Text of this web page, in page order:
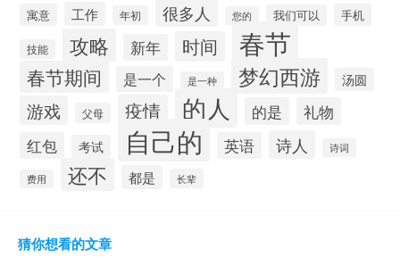
寓意 工作 年初 很多人 您的 我们可以 手机
技能 攻略 新年 时间 春节
春节期间 是一个 是一种 梦幻西游 汤圆
游戏 父母 疫情 的人 的是 礼物
红包 考试 自己的 英语 诗人 诗词
费用 还不 都是 长辈
猜你想看的文章